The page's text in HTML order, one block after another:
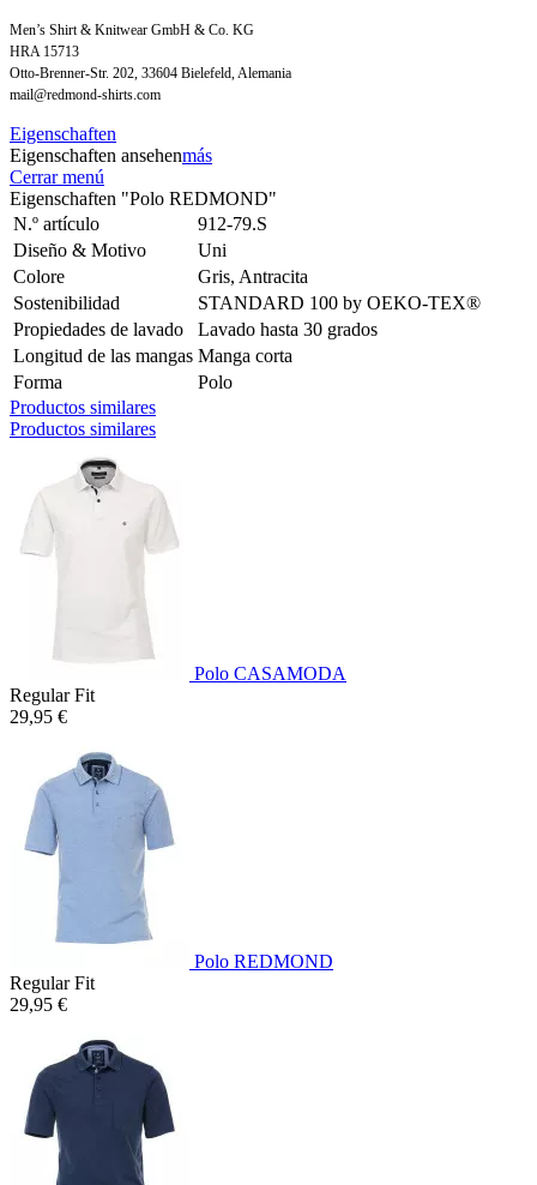
Men’s Shirt & Knitwear GmbH & Co. KG
HRA 15713
Otto-Brenner-Str. 202, 33604 Bielefeld, Alemania
mail@redmond-shirts.com
Eigenschaften
Eigenschaften ansehenmás
Cerrar menú
Eigenschaften "Polo REDMOND"
N.º artículo
912-79.S
Diseño & Motivo
Uni
Colore
Gris, Antracita
Sostenibilidad
STANDARD 100 by OEKO-TEX®
Propiedades de lavado
Lavado hasta 30 grados
Longitud de las mangas Manga corta
Forma
Polo
Productos similares
Productos similares
Polo CASAMODA
Regular Fit
29,95 €
Polo REDMOND
Regular Fit
29,95 €